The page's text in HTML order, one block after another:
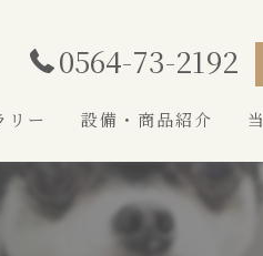
0564-73-2192
リー 設備・商品紹介